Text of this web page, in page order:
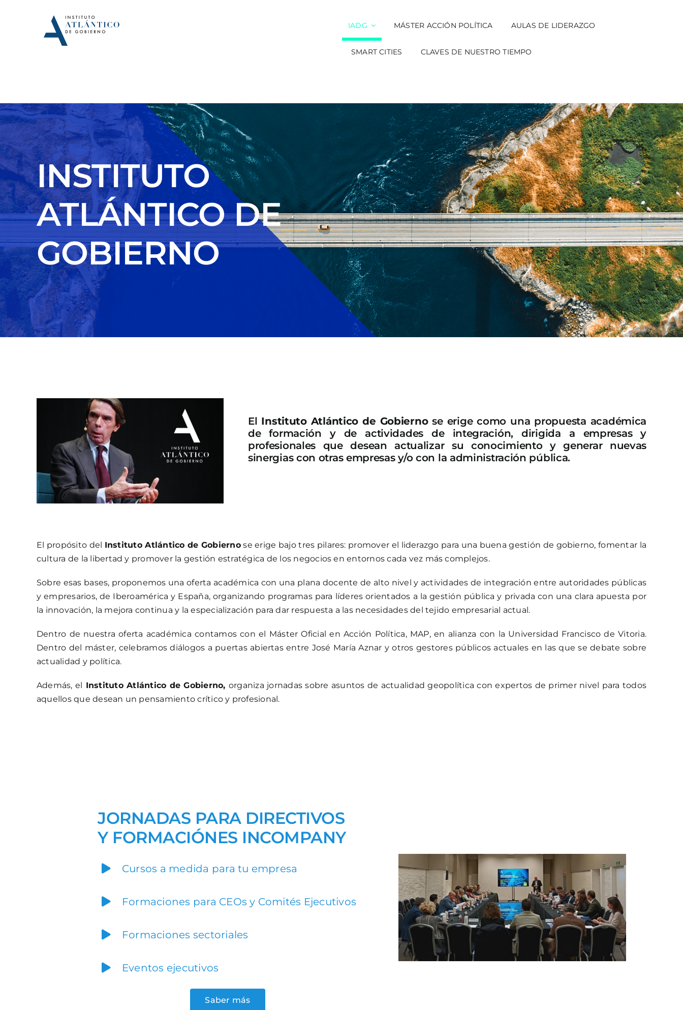
IADG MÁSTER ACCIÓN POLÍTICA AULAS DE LIDERAZGO
SMART CITIES CLAVES DE NUESTRO TIEMPO
INSTITUTO
ATLÁNTICO DE
GOBIERNO
El Instituto Atlántico de Gobiernose erige como una propuesta académica
de formación y de actividades de integración, dirigida a empresas y
profesionales que desean actualizar su conocimiento y generar nuevas
sinergias con otras empresas y/o con la administración pública.
El propósito del Instituto Atlántico de Gobiernose erige bajo tres pilares: promover el liderazgo para una buena gestión de gobierno, fomentar la
cultura de la libertad y promover la gestión estratégica de los negocios en entornos cada vez más complejos.
Sobre esas bases, proponemos una oferta académica con una plana docente de alto nivel y actividades de integración entre autoridades públicas
y empresarios, de Iberoamérica y España, organizando programas para líderes orientados a la gestión pública y privada con una clara apuesta por
la innovación, la mejora continua y la especialización para dar respuesta a las necesidades del tejido empresarial actual.
Dentro de nuestra oferta académica contamos con el Máster Oficial en Acción Política, MAP, en alianza con la Universidad Francisco de Vitoria.
Dentro del máster, celebramos diálogos a puertas abiertas entre José María Aznar y otros gestores públicos actuales en las que se debate sobre
actualidad y política.
Además, el Instituto Atlántico de Gobierno, organiza jornadas sobre asuntos de actualidad geopolítica con expertos de primer nivel para todos
aquellos que desean un pensamiento crítico y profesional.
JORNADAS PARA DIRECTIVOS
Y FORMACIÓNES INCOMPANY
Cursos a medida para tu empresa
Formaciones para CEOs y Comités Ejecutivos
Formaciones sectoriales
Eventos ejecutivos
Saber más